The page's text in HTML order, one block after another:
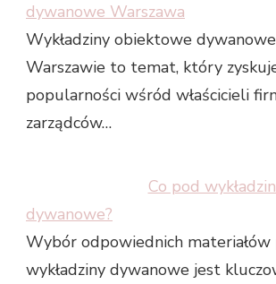
dywanowe Warszawa
Wykładziny obiektowe
Warszawie to temat, który
popularności wśród właścicieli
zarządców…
Co pod
dywanowe?
Wybór odpowiednich materiałów
wykładziny dywanowe jest